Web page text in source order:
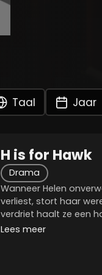
Taal
Jaar
H is for Hawk
Drama
Wanneer Helen
verliest, stort haar
verdriet haalt ze een
onverschrokken vogel
Lees meer